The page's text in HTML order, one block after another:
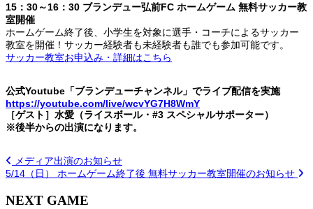
15：30～16：30 ブランデュー弘前FC ホームゲーム 無料サッカー教
室開催
ホームゲーム終了後、小学生を対象に選手・コーチによるサッカー
教室を開催！サッカー経験者も未経験者も誰でも参加可能です。
サッカー教室お申込み・詳細はこちら
公式Youtube「ブランデューチャンネル」でライブ配信を実施
https://youtube.com/live/wcvYG7H8WmY
［ゲスト］水愛（ライスボール・#3 スペシャルサポーター）
※後半からの出演になります。
メディア出演のお知らせ
5/14（日） ホームゲーム終了後 無料サッカー教室開催のお知らせ
NEXT GAME